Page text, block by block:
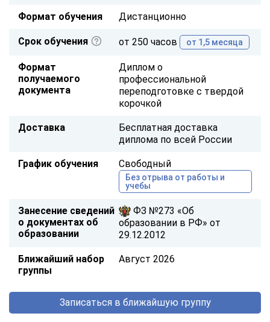
Формат обучения Дистанционно
Срок обучения от 250 часов от 1,5 месяца
Формат
получаемого
документа
Диплом о
профессиональной
переподготовке с твердой
корочкой
Доставка
Бесплатная доставка
диплома по всей России
График обучения Свободный
Без отрыва от работы и
учебы
Занесение сведений
о документах об
образовании
ФЗ №273 «Об
образовании в РФ» от
29.12.2012
Ближайший набор
группы
Август 2026
Записаться в ближайшую группу